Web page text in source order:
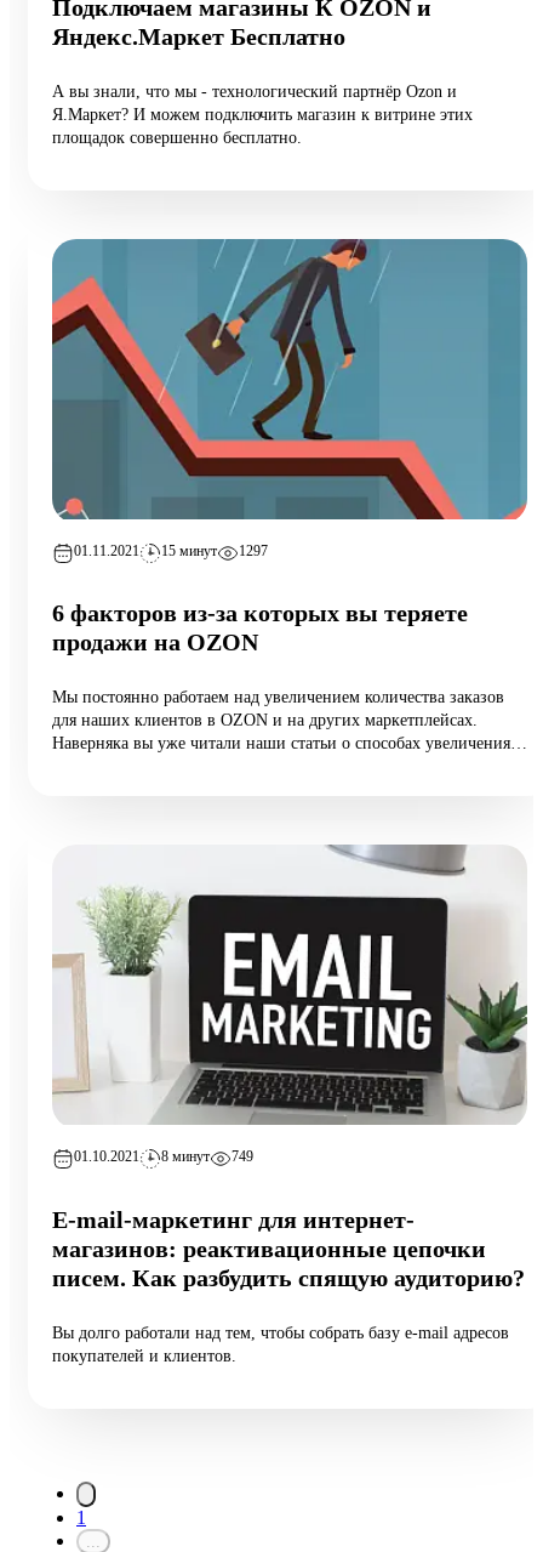
Подключаем магазины К OZON и
Яндекс.Маркет Бесплатно
А вы знали, что мы - технологический партнёр Ozon и
Я.Маркет? И можем подключить магазин к витрине этих
площадок совершенно бесплатно.
01.11.2021 15 минут 1297
6 факторов из-за которых вы теряете
продажи на OZON
Мы постоянно работаем над увеличением количества заказов
для наших клиентов в OZON и на других маркетплейсах.
Наверняка вы уже читали наши статьи о способах увеличения
01.10.2021 8 минут 749
E-mail-маркетинг для интернет-
магазинов: реактивационные цепочки
писем. Как разбудить спящую аудиторию?
Вы долго работали над тем, чтобы собрать базу e-mail адресов
покупателей и клиентов.
1